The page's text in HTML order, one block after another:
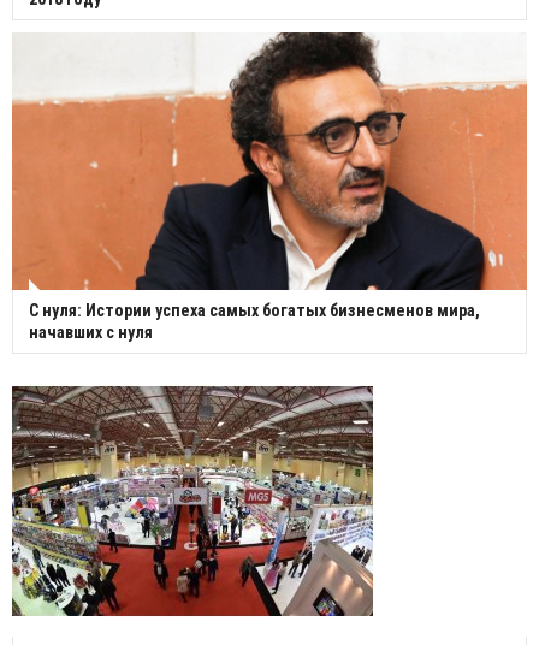
С нуля: Истории успеха самых богатых бизнесменов мира,
начавших с нуля